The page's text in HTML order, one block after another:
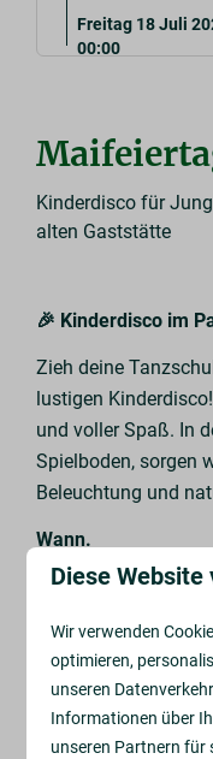
Freitag 18 Juli
00:00
Kinderdisco für
alten Gaststätte
🎉 Kinderdisco im
Zieh deine
lustigen
und voller Spaß. In
Spielboden, sorgen
Beleuchtung und
Wann.
🕺 Donnerstag 24.
Gemeinsam
Altersgruppen!
Diese
Wir verwenden
optimieren,
unseren
Informationen über
unseren Partnern für